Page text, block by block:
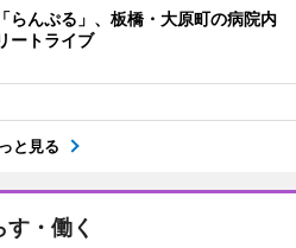
らんぷる」、板橋・大原町の病院内
ートライブ
と見る
す・働く